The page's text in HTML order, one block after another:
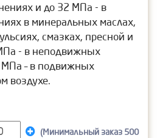
и до 32 МПа - в
в минеральных маслах,
смазках, пресной и
- в неподвижных
МПа – в подвижных
воздухе.
(Минимальный заказ 500